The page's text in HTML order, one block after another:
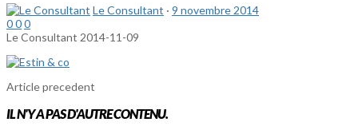
Le Consultant · 9 novembre 2014
000
Le Consultant 2014-11-09
Article precedent
IL N'Y A PAS D'AUTRE CONTENU.